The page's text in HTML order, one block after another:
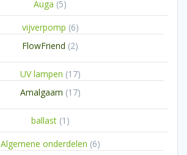
Auga 55
producten
vijverpomp 66
FlowFriend 22
UV lampen 1717
Amalgaam 1717
ballast 1 1
product
Algemene onderdelen 66